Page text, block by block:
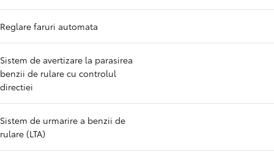
Reglare faruri automata
Sistem de avertizare la parasirea
benzii de rulare cu controlul
directiei
Sistem de urmarire a benzii de
rulare (LTA)